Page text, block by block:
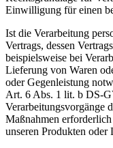
Einwilligung für einen
Ist die Verarbeitung
Vertrags, dessen
beispielsweise bei
Lieferung von Waren
oder Gegenleistung
Art. 6 Abs. 1 lit. b DS-
Verarbeitungsvorgänge
Maßnahmen
unseren Produkten oder